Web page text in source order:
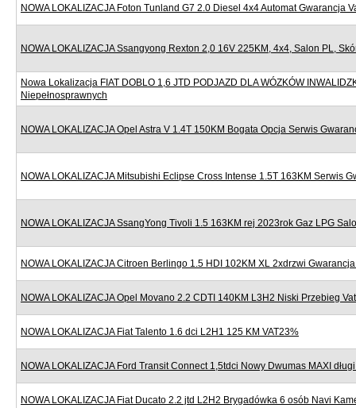
NOWA LOKALIZACJA Foton Tunland G7 2.0 Diesel 4x4 Automat Gwarancja
NOWA LOKALIZACJA Ssangyong Rexton 2,0 16V 225KM, 4x4, Salon PL,
Nowa Lokalizacja FIAT DOBLO 1,6 JTD PODJAZD DLA WÓZKÓW
Niepełnosprawnych
NOWA LOKALIZACJA Opel Astra V 1.4T 150KM Bogata Opcja Serwis
NOWA LOKALIZACJA Mitsubishi Eclipse Cross Intense 1.5T 163KM Serwis
NOWA LOKALIZACJA SsangYong Tivoli 1.5 163KM rej 2023rok Gaz LPG
NOWA LOKALIZACJA Citroen Berlingo 1.5 HDI 102KM XL 2xdrzwi
NOWA LOKALIZACJA Opel Movano 2.2 CDTI 140KM L3H2 Niski Przebieg
NOWA LOKALIZACJA Fiat Talento 1.6 dci L2H1 125 KM VAT23%
NOWA LOKALIZACJA Ford Transit Connect 1,5tdci Nowy Dwumas MAXI
NOWA LOKALIZACJA Fiat Ducato 2.2 jtd L2H2 Brygadówka 6 osób Navi